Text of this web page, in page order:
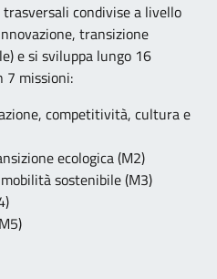
condivise a livello
transizione
e si sviluppa lungo 16
7 missioni:
competitività, cultura e
ecologica (M2)
sostenibile (M3)